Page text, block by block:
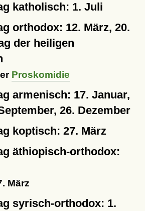
katholisch: 1. Juli
orthodox: 12. März, 20.
der heiligen
Proskomidie
armenisch: 17. Januar,
26. Dezember
koptisch: 27. März
äthiopisch-orthodox:
März
syrisch-orthodox: 1.